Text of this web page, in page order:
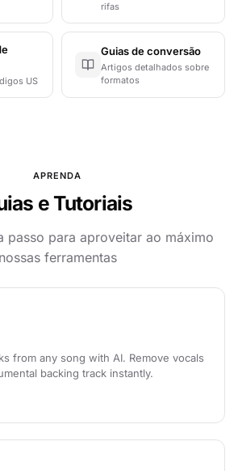
rifas
US
Guias de conversão
Artigos detalhados sobre
formatos
APRENDA
e Tutoriais
passo para aproveitar ao máximo
nossas ferramentas
from any song with AI. Remove vocals
backing track instantly.